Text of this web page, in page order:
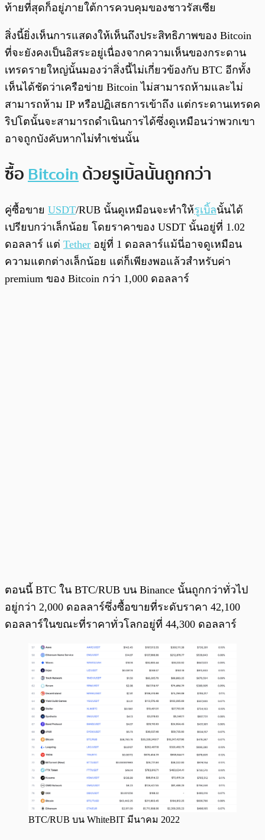
ท้ายที่สุดก็อยู่ภายใต้การควบคุมของชาวรัสเซีย
สิ่งนี้ยิ่งเห็นการแสดงให้เห็นถึงประสิทธิภาพของ Bitcoin
ที่จะยังคงเป็นอิสระอยู่เนื่องจากความเห็นของกระดาน
เทรดรายใหญ่นั้นมองว่าสิ่งนี้ไม่เกี่ยวข้องกับ BTC อีกทั้ง
เห็นได้ชัดว่าเครือข่าย Bitcoin ไม่สามารถห้ามและไม่
สามารถห้าม IP หรือปฏิเสธการเข้าถึง แต่กระดานเทรดค
ริปโตนั้นจะสามารถดำเนินการได้ซึ่งดูเหมือนว่าพวกเขา
อาจถูกบังคับหากไม่ทำเช่นนั้น
ซื้อBitcoinด้วยรูเบิ้ลนั้นถูกกว่า
คู่ซื้อขาย USDT/RUB นั้นดูเหมือนจะทำให้รูเบิ้ลนั้นได้
เปรียบกว่าเล็กน้อย โดยราคาของ USDT นั้นอยู่ที่ 1.02
ดอลลาร์ แต่ Tether อยู่ที่ 1 ดอลลาร์แม้นี่อาจดูเหมือน
ความแตกต่างเล็กน้อย แต่ก็เพียงพอแล้วสำหรับค่า
premium ของ Bitcoin กว่า 1,000 ดอลลาร์
ตอนนี้ BTC ใน BTC/RUB บน Binance นั้นถูกกว่าทั่วไป
อยู่กว่า 2,000 ดอลลาร์ซึ่งซื้อขายที่ระดับราคา 42,100
ดอลลาร์ในขณะที่ราคาทั่วโลกอยู่ที่ 44,300 ดอลลาร์
BTC/RUB บน WhiteBIT มีนาคม 2022